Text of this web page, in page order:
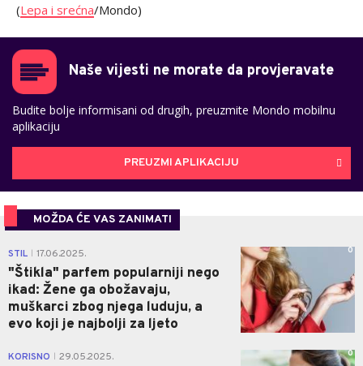
(Lepa i srećna/Mondo)
Naše vijesti ne morate da provjeravate
Budite bolje informisani od drugih, preuzmite Mondo mobilnu
aplikaciju
PREUZMI APLIKACIJU
MOŽDA ĆE VAS ZANIMATI
STIL 17.06.2025.
"Štikla" parfem popularniji nego
ikad: Žene ga obožavaju,
muškarci zbog njega luduju, a
evo koji je najbolji za ljeto
0
KORISNO 29.05.2025. 0